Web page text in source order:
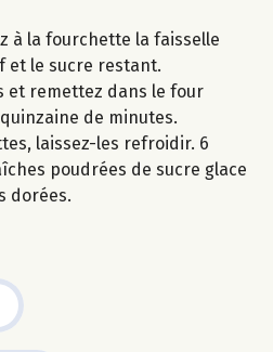
à la fourchette la faisselle
et le sucre restant.
et remettez dans le four
de minutes.
laissez-les refroidir. 6
poudrées de sucre glace
dorées.